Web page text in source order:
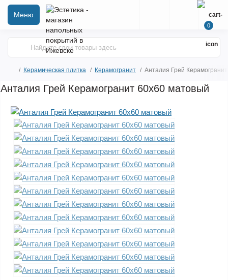
Меню
0
Керамическая плитка Керамогранит Анталия Грей
Анталия Грей Керамогранит 60х60 матовый